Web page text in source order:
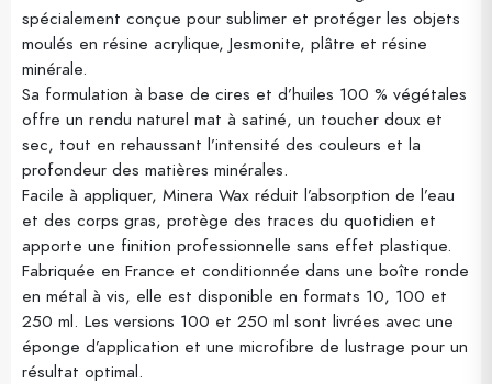
spécialement conçue pour sublimer et protéger les objets
moulés en résine acrylique, Jesmonite, plâtre et résine
minérale.
Sa formulation à base de cires et d’huiles 100 % végétales
offre un rendu naturel mat à satiné, un toucher doux et
sec, tout en rehaussant l’intensité des couleurs et la
profondeur des matières minérales.
Facile à appliquer, Minera Wax réduit l’absorption de l’eau
et des corps gras, protège des traces du quotidien et
apporte une finition professionnelle sans effet plastique.
Fabriquée en France et conditionnée dans une boîte ronde
en métal à vis, elle est disponible en formats 10, 100 et
250 ml. Les versions 100 et 250 ml sont livrées avec une
éponge d’application et une microfibre de lustrage pour un
résultat optimal.